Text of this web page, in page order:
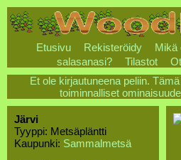
Etusivu Rekisteröidy Mikä
salasanasi?
Tilastot
Et ole kirjautuneena peliin.
toiminnalliset
Järvi
Tyyppi: Metsäpläntti
Kaupunki: Sammalmetsä